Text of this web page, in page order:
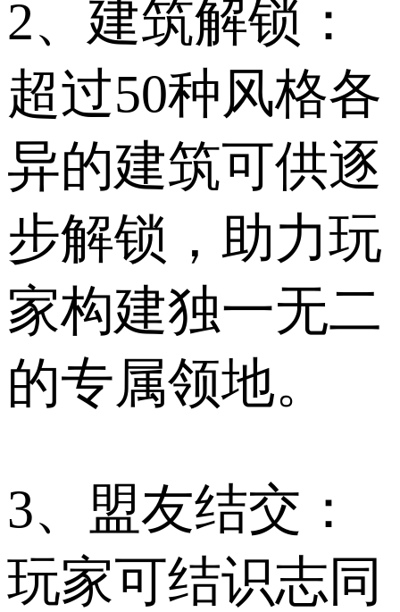
2、建筑解锁：
超过50种风格各
异的建筑可供逐
步解锁，助力玩
家构建独一无二
的专属领地。
3、盟友结交：
玩家可结识志同